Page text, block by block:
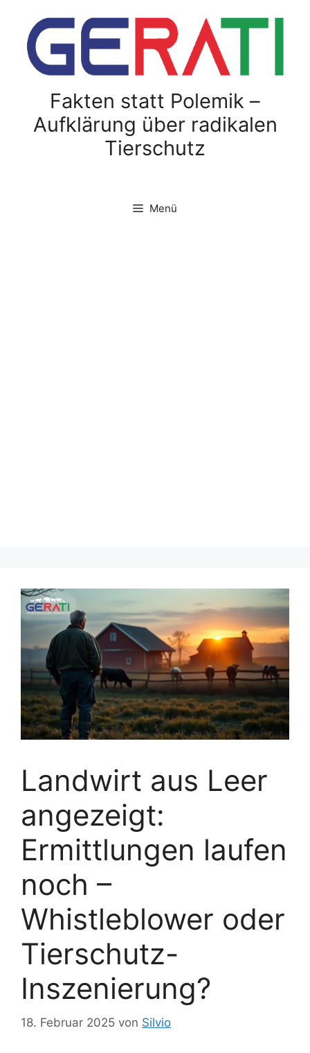
Fakten statt Polemik –
Aufklärung über radikalen
Tierschutz
Menü
Landwirt aus Leer
angezeigt:
Ermittlungen laufen
noch –
Whistleblower oder
Tierschutz-
Inszenierung?
18. Februar 2025 von Silvio